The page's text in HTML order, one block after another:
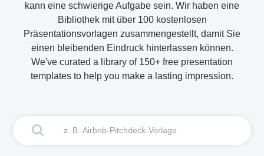
kann eine schwierige Aufgabe sein. Wir haben eine
Bibliothek mit über 100 kostenlosen
Präsentationsvorlagen zusammengestellt, damit Sie
einen bleibenden Eindruck hinterlassen können.
We've curated a library of 150+ free presentation
templates to help you make a lasting impression.